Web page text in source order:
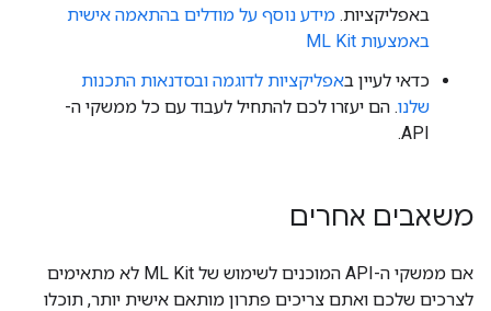
באפליקציות. מידע נוסף על מודלים בהתאמה אישית
באמצעות ML Kit
כדאי לעיין באפליקציות לדוגמה ובסדנאות התכנות
שלנו. הם יעזרו לכם להתחיל לעבוד עם כל ממשקי ה-
API.
משאבים אחרים
אם ממשקי ה-API המוכנים לשימוש של ML Kit לא מתאימים
לצרכים שלכם ואתם צריכים פתרון מותאם אישית יותר, תוכלו